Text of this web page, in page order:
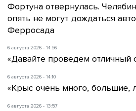
Фортуна отвернулась.
опять не могут дождаться
Ферросада
6 августа 2026 - 14:56
«Давайте проведем отличный
6 августа 2026 - 14:10
«Крыс очень много, большие,
6 августа 2026 - 13:57